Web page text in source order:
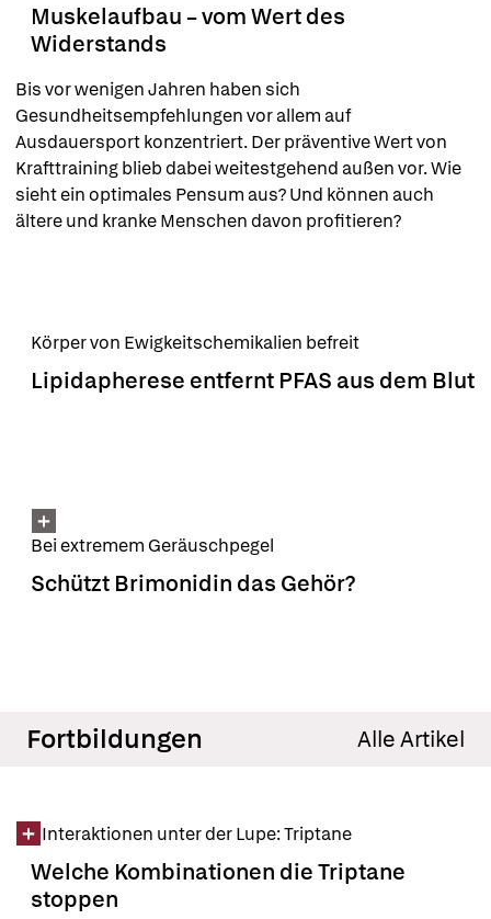
Muskelaufbau – vom Wert des
Widerstands
Bis vor wenigen Jahren haben sich
Gesundheitsempfehlungen vor allem auf
Ausdauersport konzentriert. Der präventive Wert von
Krafttraining blieb dabei weitestgehend außen vor. Wie
sieht ein optimales Pensum aus? Und können auch
ältere und kranke Menschen davon profitieren?
Lipidapherese entfernt PFAS aus dem Blut
Körper von Ewigkeitschemikalien befreit
Schützt Brimonidin das Gehör?
Bei extremem Geräuschpegel
Fortbildungen Alle Artikel
Welche Kombinationen die Triptane
stoppen
Interaktionen unter der Lupe: Triptane